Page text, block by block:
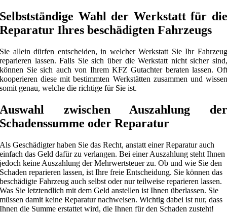
Selbstständige Wahl der Werkstatt für die
Reparatur Ihres beschädigten Fahrzeugs
Sie allein dürfen entscheiden, in welcher Werkstatt Sie Ihr Fahrzeug
reparieren lassen. Falls Sie sich über die Werkstatt nicht sicher sind,
können Sie sich auch von Ihrem KFZ Gutachter beraten lassen. Oft
kooperieren diese mit bestimmten Werkstätten zusammen und wissen
somit genau, welche die richtige für Sie ist.
Auswahl zwischen Auszahlung der
Schadenssumme oder Reparatur
Als Geschädigter haben Sie das Recht, anstatt einer Reparatur auch
einfach das Geld dafür zu verlangen. Bei einer Auszahlung steht Ihnen
jedoch keine Auszahlung der Mehrwertsteuer zu. Ob und wie Sie den
Schaden reparieren lassen, ist Ihre freie Entscheidung. Sie können das
beschädigte Fahrzeug auch selbst oder nur teilweise reparieren lassen.
Was Sie letztendlich mit dem Geld anstellen ist Ihnen überlassen. Sie
müssen damit keine Reparatur nachweisen. Wichtig dabei ist nur, dass
Ihnen die Summe erstattet wird, die Ihnen für den Schaden zusteht!